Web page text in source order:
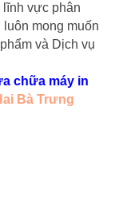
lĩnh vực phân
mong muốn
và Dịch vụ
chữa máy in
Bà Trưng